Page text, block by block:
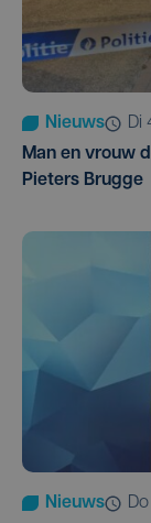
Nieuws
Man en vrouw
Pieters Brugge
Nieuws